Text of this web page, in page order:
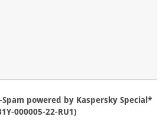
powered by Kaspersky Special*
000005-22-RU1)